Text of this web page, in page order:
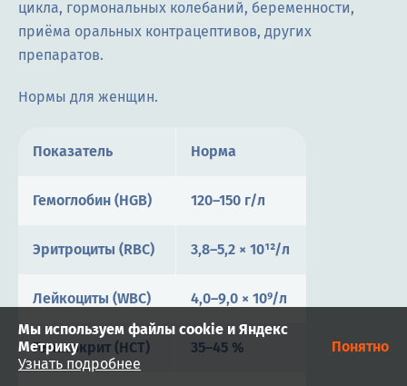
цикла, гормональных колебаний, беременности,
приёма оральных контрацептивов, других
препаратов.
Нормы для женщин.
Показатель Норма
Гемоглобин (HGB) 120–150 г/л
Эритроциты (RBC) 3,8–5,2 × 10¹²/л
Лейкоциты (WBC) 4,0–9,0 × 10⁹/л
Гематокрит (HCT) 35–45 %
Мы используем файлы cookie и Яндекс
Метрику
Узнать подробнее
Понятно